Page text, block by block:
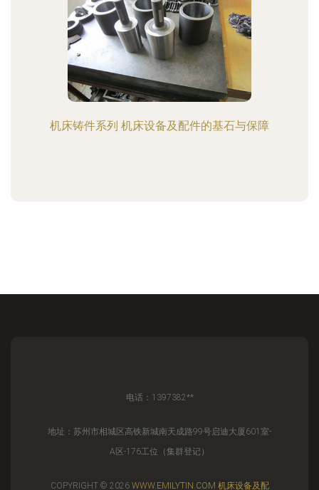
机床铸件系列 机床设备及配件的基石与保障
电话：1397382**
地址：苏州市相城区高铁新城南天成路99号启迪大厦601室-
A区-176工位（集群登记）
COPYRIGHT © 2026 WWW.EMILYTIN.COM 机床设备及配